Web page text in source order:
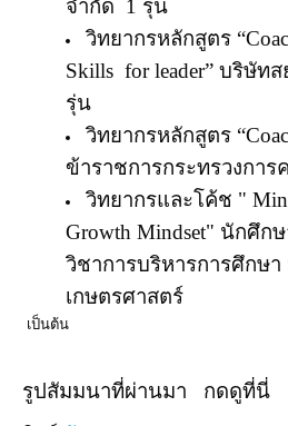
จำกัด 1 รุ่น
วิทยากรหลักสูตร “
Skills for leader” บริษัทส
รุ่น
วิทยากรหลักสูตร “
ข้าราชการกระทรวงการ
วิทยากรและโค้ช "
Growth Mindset" นักศึก
วิชาการบริหารการศึกษ
เกษตรศาสตร์
เป็นต้น
รูปสัมมนาที่ผ่านมา กดดูที่นี่